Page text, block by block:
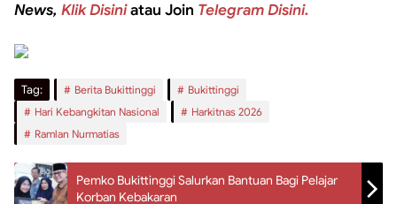
News, Klik Disiniatau Join Telegram Disini.
Tag: Berita Bukittinggi
Bukittinggi
Hari Kebangkitan Nasional
Harkitnas 2026
Ramlan Nurmatias
Pemko Bukittinggi Salurkan Bantuan Bagi Pelajar
Korban Kebakaran